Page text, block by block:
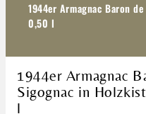
1944er Armagnac Baron
0,50 l
1944er Armagnac
Sigognac in
l